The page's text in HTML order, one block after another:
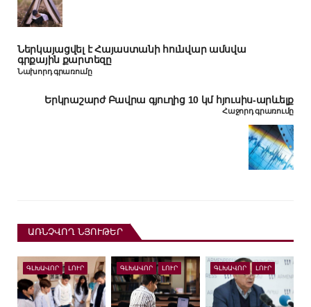
Ներկայացվել է Հայաստանի հունվար ամսվա
գրքային քարտեզը
Նախորդ գրառումը
Երկրաշարժ Բավրա գյուղից 10 կմ հյուսիս-արևելք
Հաջորդ գրառումը
ԱՌՆՉՎՈՂ ՆՅՈՒԹԵՐ
ԳԼԽԱՎՈՐ ԼՈՒՐ ԳԼԽԱՎՈՐ ԼՈՒՐ ԳԼԽԱՎՈՐ ԼՈՒՐ